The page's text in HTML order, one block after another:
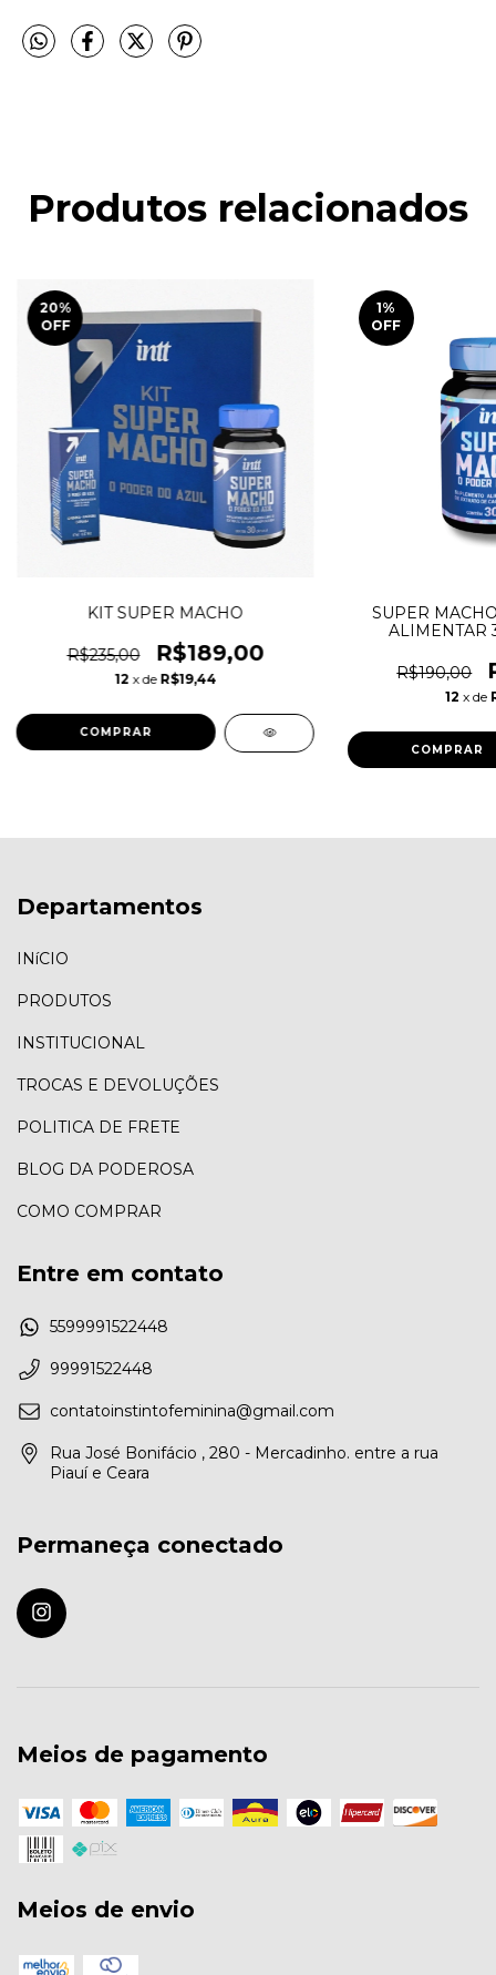
Produtos relacionados
20%
OFF
KIT SUPER MACHO
R$235,00 R$189,00
12 x de R$19,44
1%
OFF
SUPER
ALIMENTAR
R$190,00
12 x de
Departamentos
INíCIO
PRODUTOS
INSTITUCIONAL
TROCAS E DEVOLUÇÕES
POLITICA DE FRETE
BLOG DA PODEROSA
COMO COMPRAR
Entre em contato
5599991522448
99991522448
contatoinstintofeminina@gmail.com
Rua José Bonifácio , 280 - Mercadinho. entre a rua
Piauí e Ceara
Permaneça conectado
Meios de pagamento
Meios de envio